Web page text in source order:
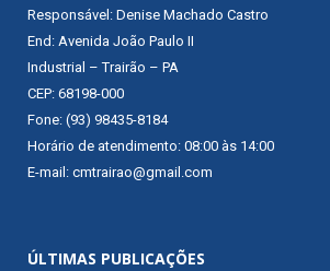
Responsável: Denise Machado Castro
End: Avenida João Paulo II
Industrial – Trairão – PA
CEP: 68198-000
Fone: (93) 98435-8184
Horário de atendimento: 08:00 às 14:00
E-mail: cmtrairao@gmail.com
ÚLTIMAS PUBLICAÇÕES